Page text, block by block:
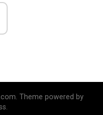
Theme powered by